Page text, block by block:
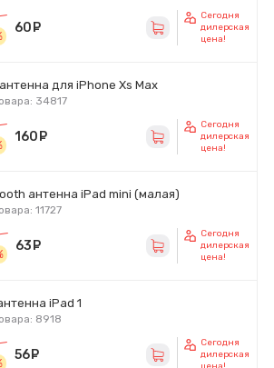
руб.
60
Сегодня
дилерская
цена!
для iPhone Xs Max
34817
160
Сегодня
дилерская
цена!
антенна iPad mini (малая)
11727
руб.
63
Сегодня
дилерская
цена!
iPad 1
8918
руб.
56
Сегодня
дилерская